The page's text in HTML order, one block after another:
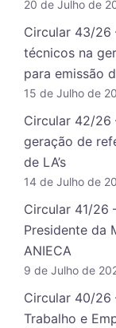
20 de Julho de
Circular 43/26
técnicos na
para emissão
15 de Julho de
Circular 42/26
geração de
de LA’s
14 de Julho de
Circular 41/26
Presidente da
ANIECA
9 de Julho de
Circular 40/26
Trabalho e